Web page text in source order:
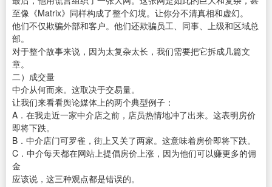
至像《Matrix》同样构成了整个幻境。让你分不清真相和虚幻。
他们不仅欺骗外部和客户。他们还欺骗员工、同事、上级和区域总
部。
对于整个故事来说，因为太复杂太长，我们需要把它拆成几篇文
章。
二）成交量
中介从何而来。这取决于交易量。
让我们来看看舆论媒体上的两个典型例子：
A．在我走近一家中介店之前，店员热情地冲了出来。这表明房价
即将下跌。
B．中介店门可罗雀，街上又关了两家。这意味着房价即将下跌。
C．中介每天都在网站上提倡房价上涨，因为他们可以赚更多的佣
金
应该说，这三种观点都是错误的。